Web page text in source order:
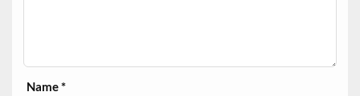
Name*